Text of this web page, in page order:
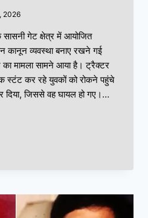
2026
गेट क्षेत्र में आयोजित
कानून व्यवस्था बनाए रखने गई
का मामला सामने आया है। ट्रैक्टर
स्टंट कर रहे युवकों को रोकने पहुंचे
दिया, जिससे वह घायल हो गए।…